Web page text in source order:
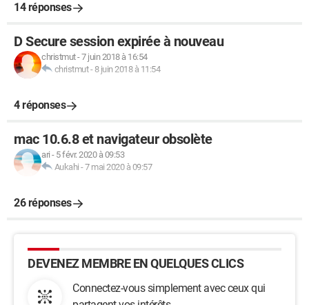
14 réponses
D Secure session expirée à nouveau
christmut-7 juin 2018 à 16:54
christmut- 8 juin 2018 à 11:54
4 réponses
mac 10.6.8 et navigateur obsolète
ari - 5 févr. 2020 à 09:53
Aukahi -7 mai 2020 à 09:57
26 réponses
DEVENEZ MEMBRE EN QUELQUES CLICS
Connectez-vous simplement avec ceux qui